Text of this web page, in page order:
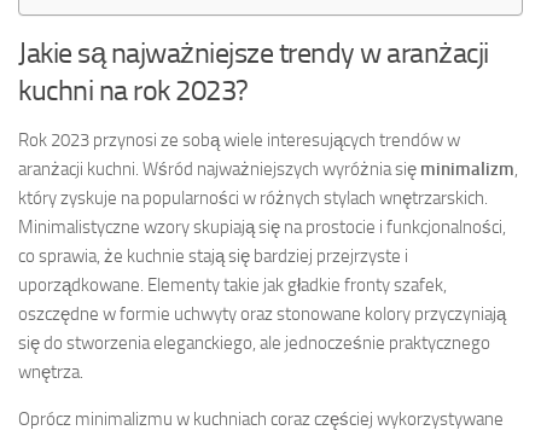
Jakie są najważniejsze trendy w aranżacji
kuchni na rok 2023?
Rok 2023 przynosi ze sobą wiele interesujących trendów w
aranżacji kuchni. Wśród najważniejszych wyróżnia się minimalizm,
który zyskuje na popularności w różnych stylach wnętrzarskich.
Minimalistyczne wzory skupiają się na prostocie i funkcjonalności,
co sprawia, że kuchnie stają się bardziej przejrzyste i
uporządkowane. Elementy takie jak gładkie fronty szafek,
oszczędne w formie uchwyty oraz stonowane kolory przyczyniają
się do stworzenia eleganckiego, ale jednocześnie praktycznego
wnętrza.
Oprócz minimalizmu w kuchniach coraz częściej wykorzystywane